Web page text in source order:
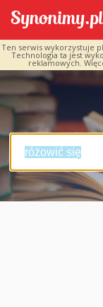
Ten serwis wykorzystuje
Technologia ta jest
reklamowych.